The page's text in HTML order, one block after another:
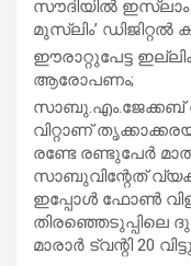
സൗദിയില്‍ ഇസ്‌ലാം
മുസ്ലിം’
ഈരാറ്റുപേട്ട
ആരോപണം;
സാബു.എം.ജേക്കബ്
വിറ്റാണ്
രണ്ടേ രണ്ടുപേര്‍
സാബുവിന്റേത്
ഇപ്പോള്‍ ഫോണ്‍
തിരഞ്ഞെടുപ്പിലെ
മാരാര്‍ ട്വന്റി 20 വിട്ടു